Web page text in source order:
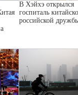
В Хэйхэ открылся
госпиталь
российской